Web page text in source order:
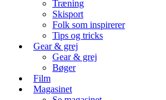
Træning
Skisport
Folk som inspirerer
Tips og tricks
Gear & grej
Gear & grej
Bøger
Film
Magasinet